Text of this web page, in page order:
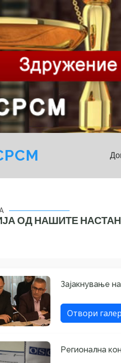
ОД НАШИТЕ
Зајакнување
Отвори
Регионална